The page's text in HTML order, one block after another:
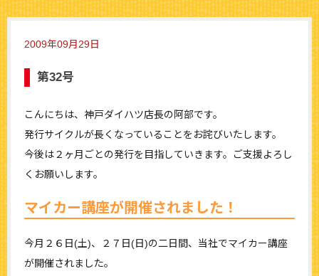
2009年09月29日
第32号
こんにちは、神戸ダイハツ店長の阿部です。
発行サイクルが長くなっていることをお詫びいたします。
今後は２ヶ月ごとの発行を目指していきます。ご支援よろし
くお願いします。
マイカー講座が開催されました！
今月２６日(土)、２７日(日)の二日間、当社でマイカー講座
が開催されました。